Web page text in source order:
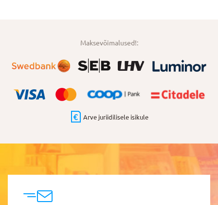
Maksevõimalused!:
Arve juriidilisele isikule